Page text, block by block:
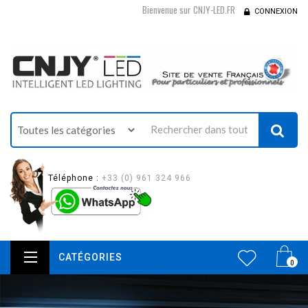
Bienvenue sur CNJY-LED.FR CONNEXION
Téléphone : +33 (0) 961 324 966
0
CATÉGORIES